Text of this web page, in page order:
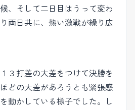
、そして二日目はうって変わ
両日共に、熱い激戦が繰り広
３打差の大差をつけて決勝を
どの大差があろうとも緊張感
動かしている様子でした。し